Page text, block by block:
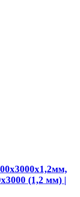
(1,2 мм) |